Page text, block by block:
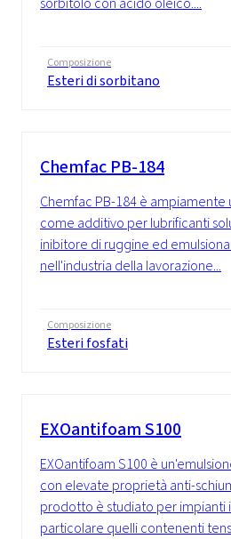
Composizione
Esteri di sorbitano
Chemfac PB-184
Chemfac PB-184 è ampiamente
come additivo per lubrificanti
inibitore di ruggine ed
nell'industria della lavorazione...
Composizione
Esteri fosfati
EXOantifoam S100
EXOantifoam S100 è
con elevate proprietà anti-
prodotto è studiato per impianti
particolare quelli contenenti